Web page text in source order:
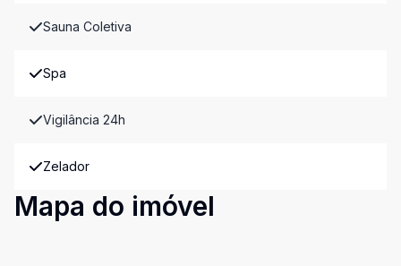
Sauna Coletiva
Spa
Vigilância 24h
Zelador
Mapa do imóvel